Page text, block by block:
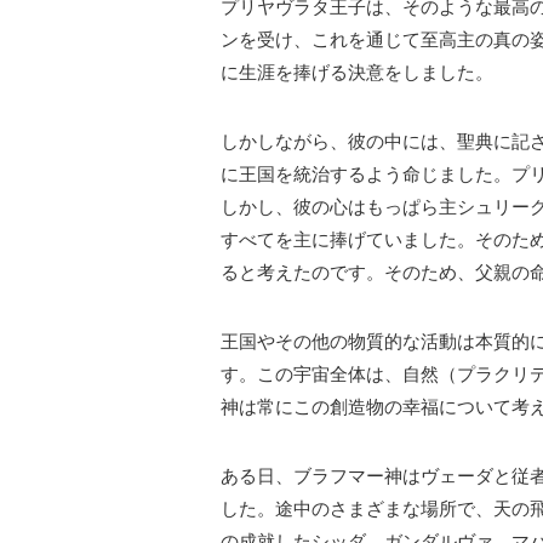
プリヤヴラタ王子は、そのような最高
ンを受け、これを通じて至高主の真の
に生涯を捧げる決意をしました。
しかしながら、彼の中には、聖典に記
に王国を統治するよう命じました。プ
しかし、彼の心はもっぱら主シュリー
すべてを主に捧げていました。そのた
ると考えたのです。そのため、父親の
王国やその他の物質的な活動は本質的
す。この宇宙全体は、自然（プラクリ
神は常にこの創造物の幸福について考
ある日、ブラフマー神はヴェーダと従
した。途中のさまざまな場所で、天の